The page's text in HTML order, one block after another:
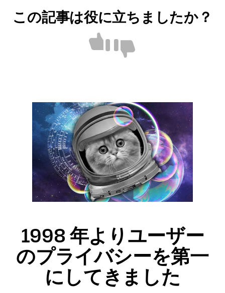
この記事は役に立ちましたか？
役
に
役
に
っ
た
1998 年よりユーザー
のプライバシーを第一
にしてきました